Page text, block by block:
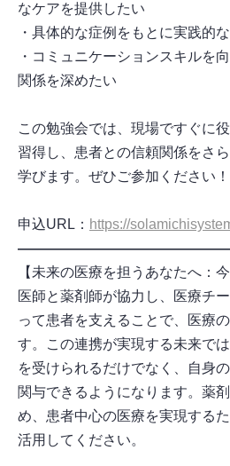
なケアを提供したい
・具体的な症例をもとに実践的
・コミュニケーションスキルを
関係を深めたい
この勉強会では、現場ですぐに
習得し、患者との信頼関係をさ
学びます。ぜひご参加ください！
申込URL： https://
【未来の医療を担うあなたへ：
医師と薬剤師が協力し、医療チ
って患者を支えることで、医療
す。この連携が実現する未来で
を受けられるだけでなく、自身
関与できるようになります。薬
め、患者中心の医療を実現する
活用してください。